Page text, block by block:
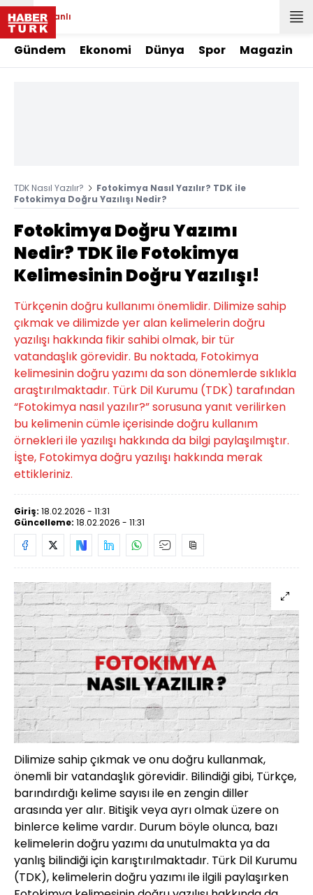
Canlı
Gündem Ekonomi Dünya Spor Magazin
TDK Nasıl Yazılır?
Fotokimya Nasıl Yazılır? TDK ile
Fotokimya Doğru Yazılışı Nedir?
Fotokimya Doğru Yazımı
Nedir? TDK ile Fotokimya
Kelimesinin Doğru Yazılışı!
Türkçenin doğru kullanımı önemlidir. Dilimize sahip
çıkmak ve dilimizde yer alan kelimelerin doğru
yazılışı hakkında fikir sahibi olmak, bir tür
vatandaşlık görevidir. Bu noktada, Fotokimya
kelimesinin doğru yazımı da son dönemlerde sıklıkla
araştırılmaktadır. Türk Dil Kurumu (TDK) tarafından
“Fotokimya nasıl yazılır?” sorusuna yanıt verilirken
bu kelimenin cümle içerisinde doğru kullanım
örnekleri ile yazılışı hakkında da bilgi paylaşılmıştır.
İşte, Fotokimya doğru yazılışı hakkında merak
ettikleriniz.
Giriş: 18.02.2026 - 11:31
Güncelleme: 18.02.2026 - 11:31
Dilimize sahip çıkmak ve onu doğru kullanmak,
önemli bir vatandaşlık görevidir. Bilindiği gibi, Türkçe,
barındırdığı kelime sayısı ile en zengin diller
arasında yer alır. Bitişik veya ayrı olmak üzere on
binlerce kelime vardır. Durum böyle olunca, bazı
kelimelerin doğru yazımı da unutulmakta ya da
yanlış bilindiği için karıştırılmaktadır. Türk Dil Kurumu
(TDK), kelimelerin doğru yazımı ile ilgili paylaşırken